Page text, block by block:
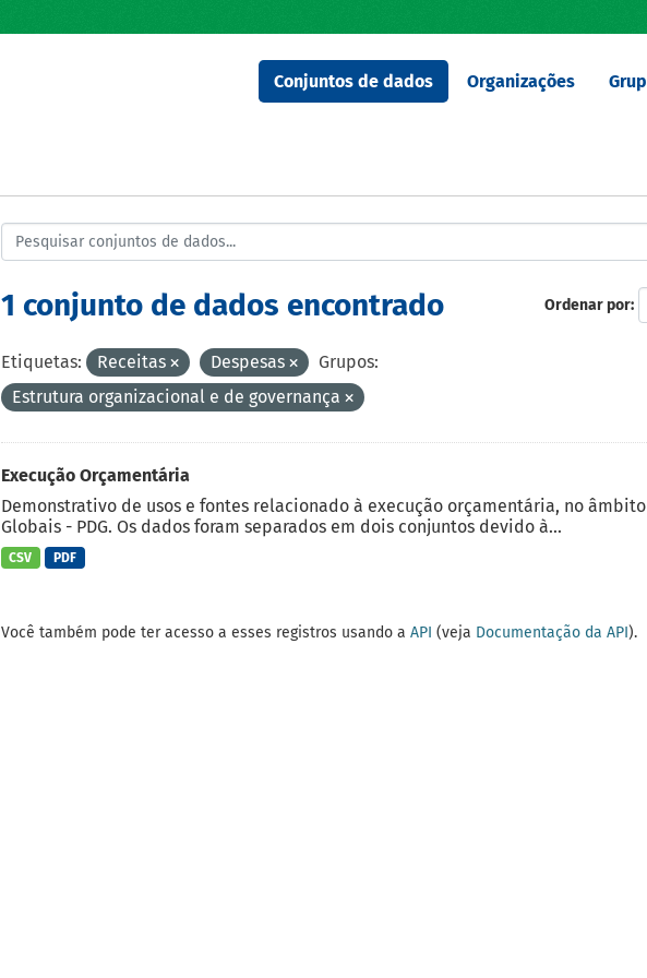
Conjuntos de dados Organizações
Ordenar por
1 conjunto de dados encontrado
Etiquetas: Receitas Despesas
Grupos:
Estrutura organizacional e de governança
Execução Orçamentária
Demonstrativo de usos e fontes relacionado à execução orçamentária, no
Globais - PDG. Os dados foram separados em dois conjuntos devido à...
CSV PDF
Você também pode ter acesso a esses registros usando a API (veja Documentação da API).